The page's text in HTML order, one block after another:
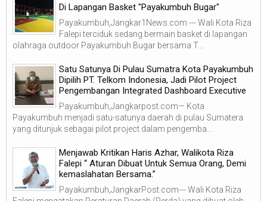
Di Lapangan Basket "Payakumbuh Bugar"
Payakumbuh,Jangkar1News.com --- Wali Kota Riza
Falepi terciduk sedang bermain basket di lapangan
olahraga outdoor Payakumbuh Bugar bersama T...
Satu Satunya Di Pulau Sumatra Kota Payakumbuh
Dipilih PT. Telkom Indonesia, Jadi Pilot Project
Pengembangan Integrated Dashboard Executive
Payakumbuh,Jangkarpost.com— Kota
Payakumbuh menjadi satu-satunya daerah di pulau Sumatera
yang ditunjuk sebagai pilot project dalam pengemba...
Menjawab Kritikan Haris Azhar, Walikota Riza
Falepi “ Aturan Dibuat Untuk Semua Orang, Demi
kemaslahatan Bersama.”
Payakumbuh,JangkarPost.com--- Wali Kota Riza